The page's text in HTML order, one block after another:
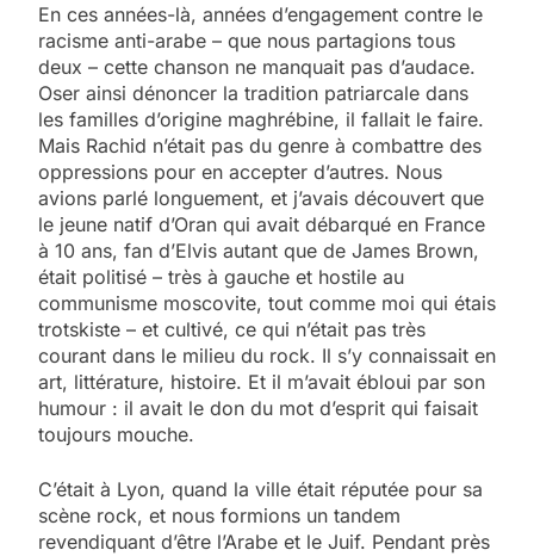
En ces années-là, années d’engagement contre le
racisme anti-arabe – que nous partagions tous
deux – cette chanson ne manquait pas d’audace.
Oser ainsi dénoncer la tradition patriarcale dans
les familles d’origine maghrébine, il fallait le faire.
Mais Rachid n’était pas du genre à combattre des
oppressions pour en accepter d’autres. Nous
avions parlé longuement, et j’avais découvert que
le jeune natif d’Oran qui avait débarqué en France
à 10 ans, fan d’Elvis autant que de James Brown,
était politisé – très à gauche et hostile au
communisme moscovite, tout comme moi qui étais
trotskiste – et cultivé, ce qui n’était pas très
courant dans le milieu du rock. Il s’y connaissait en
art, littérature, histoire. Et il m’avait ébloui par son
humour : il avait le don du mot d’esprit qui faisait
toujours mouche.
C’était à Lyon, quand la ville était réputée pour sa
scène rock, et nous formions un tandem
revendiquant d’être l’Arabe et le Juif. Pendant près